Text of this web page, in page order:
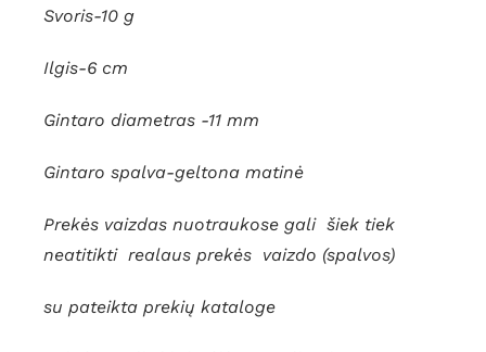
Svoris-10 g
Ilgis-6 cm
Gintaro diametras -11 mm
Gintaro spalva-geltona matinė
Prekės vaizdas nuotraukose gali šiek tiek
neatitikti realaus prekės vaizdo (spalvos)
su pateikta prekių kataloge